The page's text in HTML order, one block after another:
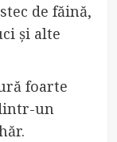
de făină,
și alte
foarte
un